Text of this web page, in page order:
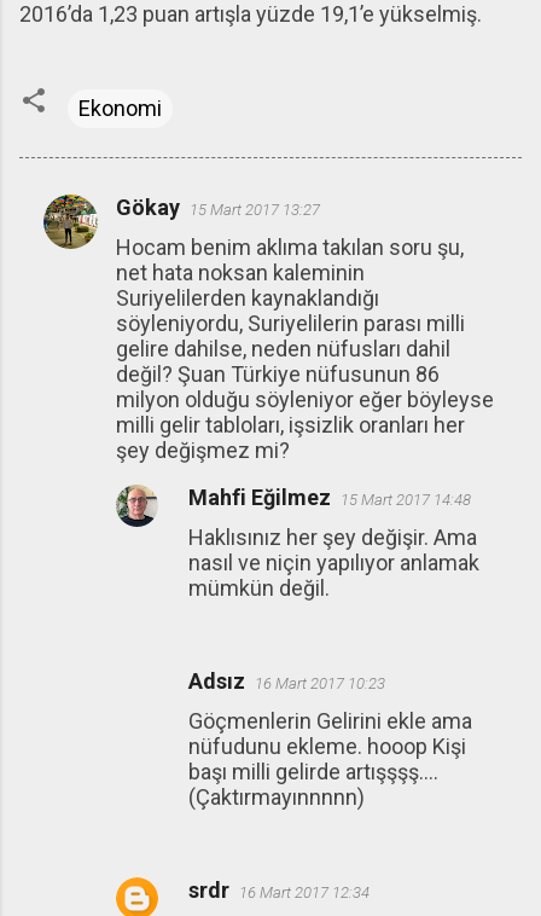
2016’da 1,23 puan artışla yüzde 19,1’e yükselmiş.
Ekonomi
Y
o
Gökay 15 Mart 2017 13:27
Hocam benim aklıma takılan soru şu,
net hata noksan kaleminin
Suriyelilerden kaynaklandığı
söyleniyordu, Suriyelilerin parası milli
gelire dahilse, neden nüfusları dahil
değil? Şuan Türkiye nüfusunun 86
milyon olduğu söyleniyor eğer böyleyse
milli gelir tabloları, işsizlik oranları her
şey değişmez mi?
Mahfi Eğilmez 15 Mart 2017 14:48
Haklısınız her şey değişir. Ama
nasıl ve niçin yapılıyor anlamak
mümkün değil.
Adsız 16 Mart 2017 10:23
Göçmenlerin Gelirini ekle ama
nüfudunu ekleme. hooop Kişi
başı milli gelirde artışşşş....
(Çaktırmayınnnnn)
srdr 16 Mart 2017 12:34